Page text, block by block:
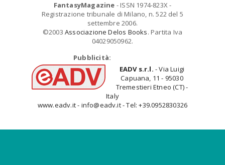
FantasyMagazine - ISSN 1974-823X -
Registrazione tribunale di Milano, n. 522 del 5
settembre 2006.
©2003 Associazione Delos Books. Partita Iva
04029050962.
Pubblicità:
EADV s.r.l. - Via Luigi
Capuana, 11 - 95030
Tremestieri Etneo (CT) -
Italy
www.eadv.it - info@eadv.it - Tel: +39.0952830326